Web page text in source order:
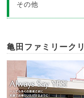
その他
亀田ファミリーク